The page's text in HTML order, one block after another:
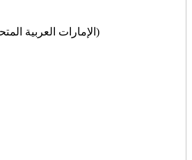
United Arab Emirates (الإمارات العربية المتحدة)